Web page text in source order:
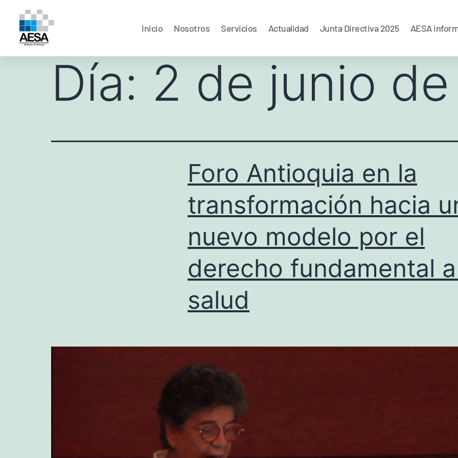
Inicio Nosotros Servicios Actualidad Junta Directiva 2025 AESA
Día: 2 de junio
Foro Antioquia en la
transformación hacia
nuevo modelo por el
derecho fundamental
salud